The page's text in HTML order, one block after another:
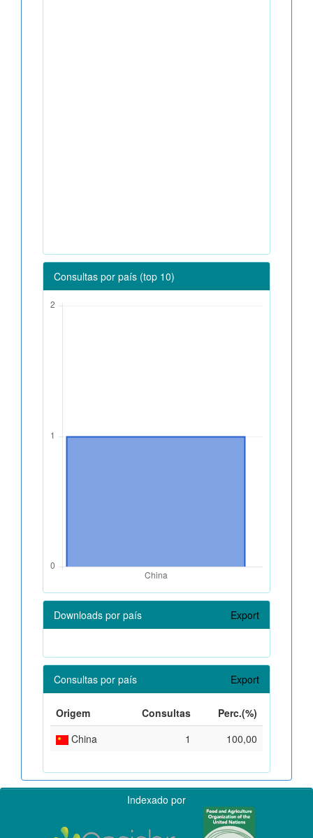
Consultas por país (top 10)
Downloads por país Export
Consultas por país Export
Origem Consultas
Perc.(%)
China
1 100,00
Indexado por